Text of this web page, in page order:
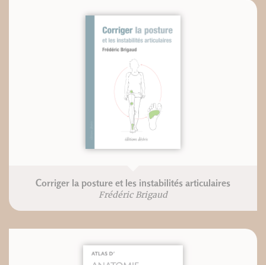
Corriger la posture et les instabilités articulaires
Frédéric Brigaud